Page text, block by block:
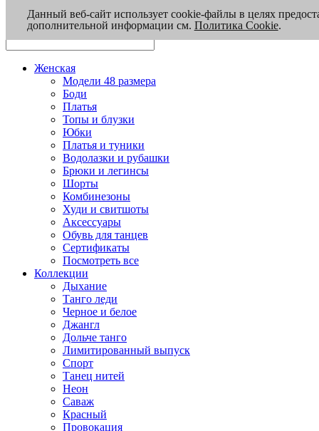
Женская
Модели 48 размера
Боди
Платья
Топы и блузки
Юбки
Платья и туники
Водолазки и рубашки
Брюки и легинсы
Шорты
Комбинезоны
Худи и свитшоты
Аксессуары
Обувь для танцев
Сертификаты
Посмотреть все
Коллекции
Дыхание
Танго леди
Черное и белое
Джангл
Дольче танго
Лимитированный выпуск
Спорт
Танец нитей
Неон
Саваж
Красный
Провокация
Данный веб-сайт использует cookie-файлы в целях
дополнительной информации см. Политика Cookie.